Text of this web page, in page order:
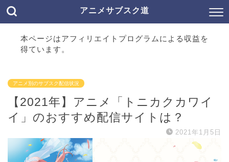
アニメサブスク道
本ページはアフィリエイトプログラムによる収益を
得ています。
アニメ別のサブスク配信状況
【2021年】アニメ「トニカクカワイ
イ」のおすすめ配信サイトは？
2021年1月5日